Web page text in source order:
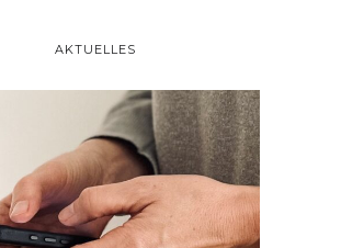
AKTUELLES